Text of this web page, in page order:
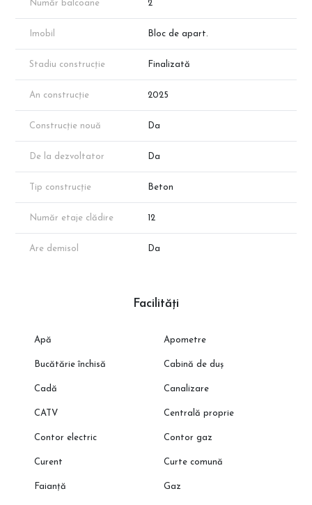
Număr balcoane 2
Imobil Bloc de apart.
Stadiu construcție Finalizată
An construcție 2025
Construcție nouă Da
De la dezvoltator Da
Tip construcție Beton
Număr etaje clădire 12
Are demisol Da
Facilități
Apă Apometre
Bucătărie închisă Cabină de duș
Cadă Canalizare
CATV Centrală proprie
Contor electric Contor gaz
Curent Curte comună
Faianță Gaz